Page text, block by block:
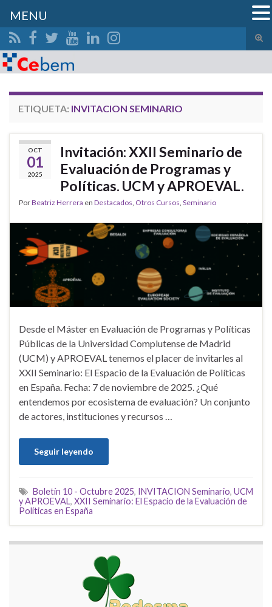
el
Search for:
ETIQUETA: INVITACION SEMINARIO
OCT
01
2025
Invitación: XXII Seminario de
Evaluación de Programas y
Políticas. UCM y APROEVAL.
PorBeatriz Herrera en Destacados, Otros Cursos, Seminario
Desde el Máster en Evaluación de Programas y Políticas
Públicas de la Universidad Complutense de Madrid
(UCM) y APROEVAL tenemos el placer de invitarles al
XXII Seminario: El Espacio de la Evaluación de Políticas
en España. Fecha: 7 de noviembre de 2025. ¿Qué
entendemos por ecosistema de evaluación? Un conjunto
de actores, instituciones y recursos …
Seguir leyendo
Boletín 10 - Octubre 2025, INVITACION Seminario, UCM
y APROEVAL, XXII Seminario: El Espacio de la Evaluación de
Políticas en España
MENU